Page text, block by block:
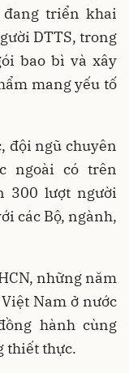
đang triển khai
DTTS, trong
bao bì và xây
mang yếu tố
đội ngũ chuyên
ngoài có trên
300 lượt người
các Bộ, ngành,
những năm
Nam ở nước
hành cùng
thiết thực.